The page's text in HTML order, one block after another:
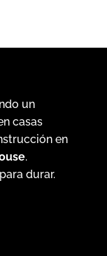
un
casas
en
.
durar.